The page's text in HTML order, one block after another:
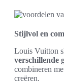
Stijlvol en
Louis Vuitton
verschillende
combineren
creëren.